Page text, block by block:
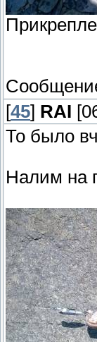
[45] RAI
То было
Налим на